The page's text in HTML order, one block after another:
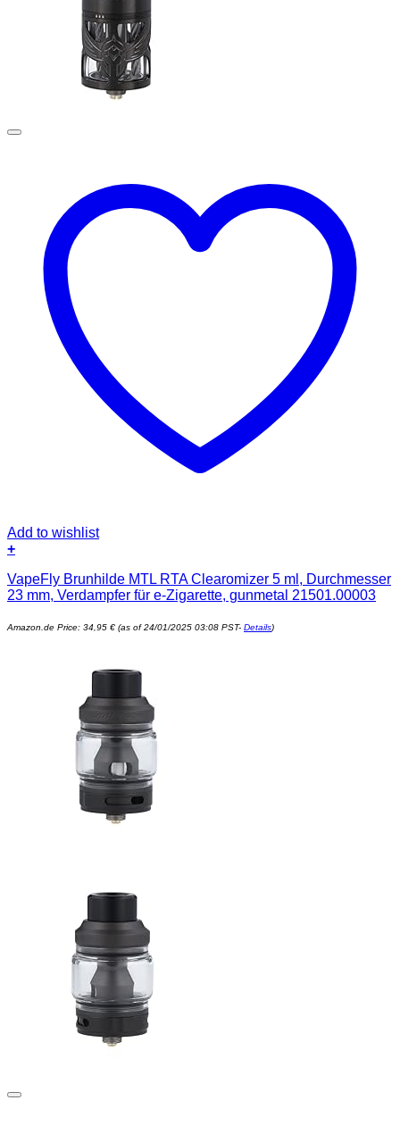
Add to wishlist
+
VapeFly Brunhilde MTL RTA Clearomizer 5 ml, Durchmesser
23 mm, Verdampfer für e-Zigarette, gunmetal 21501.00003
Amazon.de Price: 34,95 € (as of 24/01/2025 03:08 PST- Details)